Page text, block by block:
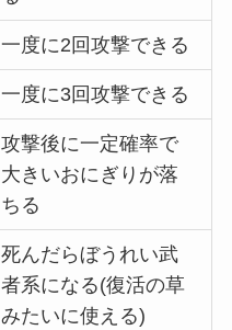
一度に2回攻撃できる
一度に3回攻撃できる
攻撃後に一定確率で
大きいおにぎりが落
ちる
死んだらぼうれい武
者系になる(復活の草
みたいに使える)